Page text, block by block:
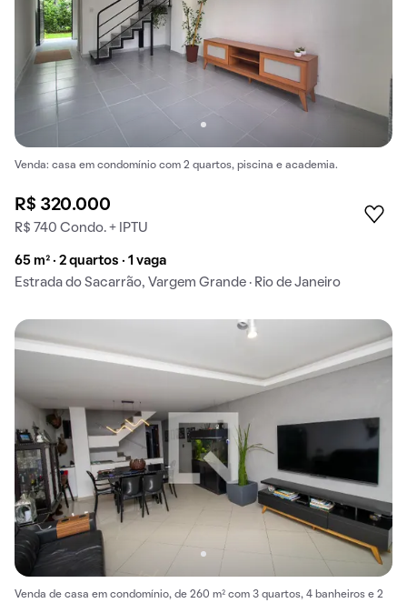
Venda: casa em condomínio com 2 quartos, piscina e academia.
R$ 320.000
R$ 740 Condo. + IPTU
65 m² · 2 quartos · 1 vaga
Estrada do Sacarrão, Vargem Grande · Rio de Janeiro
Venda de casa em condomínio, de 260 m² com 3 quartos, 4 banheiros e 2